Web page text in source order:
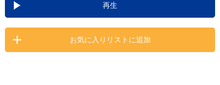
カラオケ最新情報をチェック！
再生
お気に入りリストに追加